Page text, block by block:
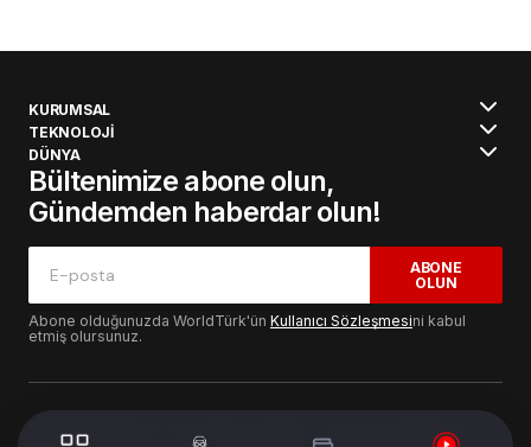
KURUMSAL
TEKNOLOJİ
DÜNYA
Bültenimize abone olun,
Gündemden haberdar olun!
ABONE
OLUN
Abone olduğunuzda WorldTürk'ün Kullanıcı Sözleşmesini kabul
etmiş olursunuz.
© 2024 WorldTurk. Tüm Hakları Saklıdır. - Tasarım & Geliştirme :